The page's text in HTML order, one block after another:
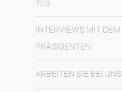
YES
INTERVIEWS MIT DEM
PRÄSIDENTEN
ARBEITEN SIE BEI UNS